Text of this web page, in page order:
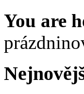
You are